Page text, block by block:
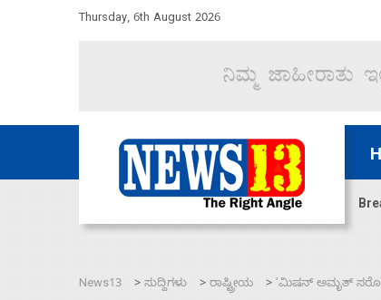
Thursday, 6th August 2026
ಸದನ ನಡೆಸಲು ಬಿಡೆವು: ಛಲವಾದಿ
News13 > ಸುದ್ದಿಗಳು > ರಾಷ್ಟ್ರೀಯ > ʼಮಿಷನ್ ಅಮೃತ್